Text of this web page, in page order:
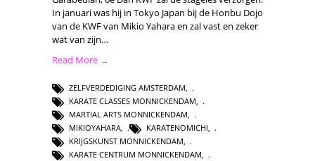
In januari was hij in Tokyo Japan bij de Honbu Dojo
van de KWF van Mikio Yahara en zal vast en zeker
wat van zijn…
Read More →
ZELFVERDEDIGING AMSTERDAM
KARATE CLASSES MONNICKENDAM
MARTIAL ARTS MONNICKENDAM
MIKIOYAHARA
KARATENOMICHI
KRIJGSKUNST MONNICKENDAM
KARATE CENTRUM MONNICKENDAM